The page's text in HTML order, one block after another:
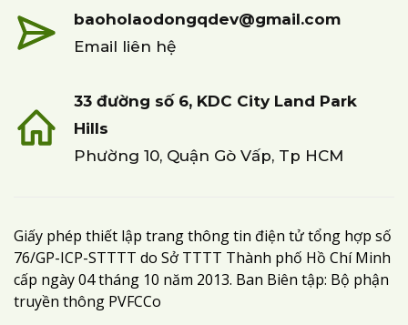
baoholaodongqdev@gmail.com
Email liên hệ
33 đường số 6, KDC City Land Park
Hills
Phường 10, Quận Gò Vấp, Tp HCM
Giấy phép thiết lập trang thông tin điện tử tổng hợp số
76/GP-ICP-STTTT do Sở TTTT Thành phố Hồ Chí Minh
cấp ngày 04 tháng 10 năm 2013. Ban Biên tập: Bộ phận
truyền thông PVFCCo